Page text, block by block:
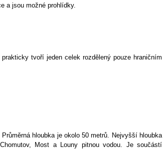
a jsou možné prohlídky.
tvoří jeden celek rozdělený pouze hraničním
hloubka je okolo 50 metrů. Nejvyšší hloubka
Most a Louny pitnou vodou. Je součástí